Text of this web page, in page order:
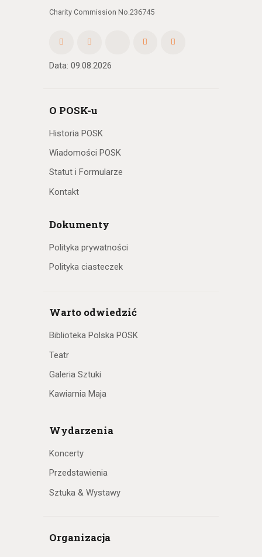
Charity Commission No.236745
Data: 09.08.2026
O POSK-u
Historia POSK
Wiadomości POSK
Statut i Formularze
Kontakt
Dokumenty
Polityka prywatności
Polityka ciasteczek
Warto odwiedzić
Biblioteka Polska POSK
Teatr
Galeria Sztuki
Kawiarnia Maja
Wydarzenia
Koncerty
Przedstawienia
Sztuka & Wystawy
Organizacja